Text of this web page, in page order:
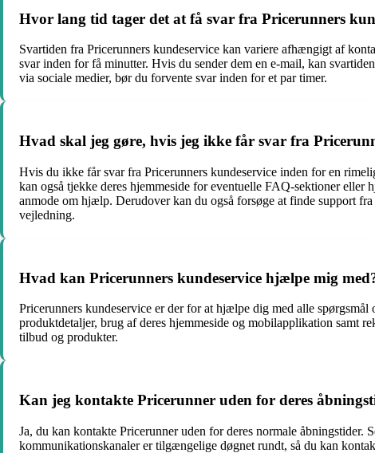
Hvor lang tid tager det at få svar fra Pricerunners
Svartiden fra Pricerunners kundeservice kan variere afhængigt af
svar inden for få minutter. Hvis du sender dem en e-mail, kan
via sociale medier, bør du forvente svar inden for et par timer.
Hvad skal jeg gøre, hvis jeg ikke får svar fra
Hvis du ikke får svar fra Pricerunners kundeservice inden for en
kan også tjekke deres hjemmeside for eventuelle FAQ-sektioner
anmode om hjælp. Derudover kan du også forsøge at finde support
vejledning.
Hvad kan Pricerunners kundeservice hjælpe mig
Pricerunners kundeservice er der for at hjælpe dig med alle
produktdetaljer, brug af deres hjemmeside og mobilapplikation samt
tilbud og produkter.
Kan jeg kontakte Pricerunner uden for deres
Ja, du kan kontakte Pricerunner uden for deres normale åbningstider.
kommunikationskanaler er tilgængelige døgnet rundt, så du kan